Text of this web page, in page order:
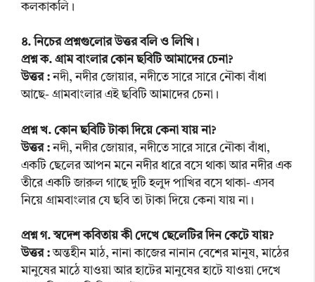
কলকাকলি।
৪. নিচের প্রশ্নগুলোর উত্তর বলি ও লিখি।
প্রশ্ন ক. গ্রাম বাংলার কোন ছবিটি আমাদের চেনা?
উত্তর :নদী, নদীর জোয়ার, নদীতে সারে সারে নৌকা বাঁধা
আছে- গ্রামবাংলার এই ছবিটি আমাদের চেনা।
প্রশ্ন খ. কোন ছবিটি টাকা দিয়ে কেনা যায় না?
উত্তর :নদী, নদীর জোয়ার, নদীতে সারে সারে নৌকা বাঁধা,
একটি ছেলের আপন মনে নদীর ধারে বসে থাকা আর নদীর এক
তীরে একটি জারুল গাছে দুটি হলুদ পাখির বসে থাকা- এসব
নিয়ে গ্রামবাংলার যে ছবি তা টাকা দিয়ে কেনা যায় না।
প্রশ্ন গ. স্বদেশ কবিতায় কী দেখে ছেলেটির দিন কেটে যায়?
উত্তর :অন্তহীন মাঠ, নানা কাজের নানান বেশের মানুষ, মাঠের
মানুষের মাঠে যাওয়া আর হাটের মানুষের হাটে যাওয়া দেখে